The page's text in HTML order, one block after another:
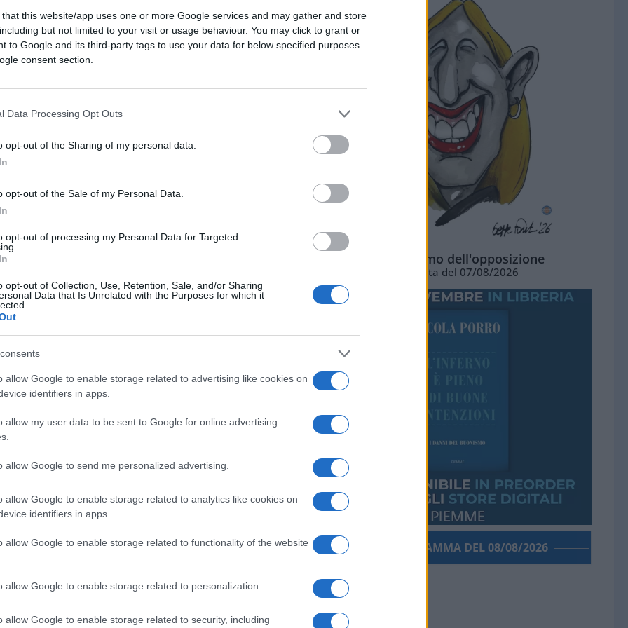
that this website/app uses one or more Google services and may gather and store
but not limited to your visit or usage behaviour. You may click to grant or
to Google and its third-party tags to use your data for below specified purposes
consent section.
Data Processing Opt Outs
opt-out of the Sharing of my personal data.
opt-out of the Sale of my Personal Data.
opt-out of processing my Personal Data for Targeted
opt-out of Collection, Use, Retention, Sale, and/or Sharing
Data that Is Unrelated with the Purposes for which it
allow Google to enable storage related to advertising like cookies on
identifiers in apps.
allow my user data to be sent to Google for online advertising
allow Google to send me personalized advertising.
allow Google to enable storage related to analytics like cookies on
identifiers in apps.
allow Google to enable storage related to functionality of the website
allow Google to enable storage related to personalization.
allow Google to enable storage related to security, including
della nave Open Arms del 2019. La
Vessichelli, deve valutare un ricorso
che mira a impugnare l’assoluzione di
e attuale leader della Lega. Ma per la
Salvini, ha parlato chiaro arrivando
pm palermitani come “totalmente
su un precedente giudizio. In primo
assolto Salvini. L’assoluzione, arrivata
formula “perché il fatto non sussiste”.
a Salvini riguardavano il reato di
di ufficio.
in un evento di cinque anni fa,
Open Arms, gestita da
si trovò in acque internazionali con a
per 19 giorni, in una situazione di stallo
ministeri di Palermo hanno
di ministro, non avesse consentito lo
giorni. Questo comportamento ha
di lui.
della Cassazione
della Cassazione ha depositato un
L'ottimismo dell'opposizione
Vignetta del 07/08/2026
PORROGRAMMA DEL 08/08/2026